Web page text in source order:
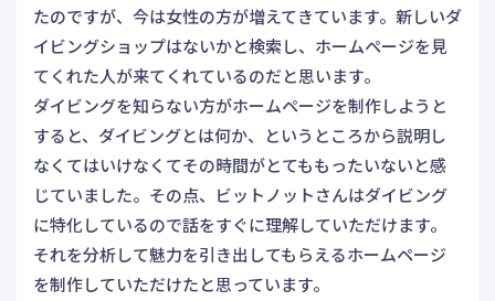
たのですが、今は女性の方が増えてきています。新しいダ
イビングショップはないかと検索し、ホームページを見
てくれた人が来てくれているのだと思います。
ダイビングを知らない方がホームページを制作しようと
すると、ダイビングとは何か、というところから説明し
なくてはいけなくてその時間がとてももったいないと感
じていました。その点、ビットノットさんはダイビング
に特化しているので話をすぐに理解していただけます。
それを分析して魅力を引き出してもらえるホームページ
を制作していただけたと思っています。